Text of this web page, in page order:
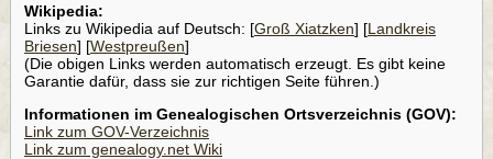
Wikipedia:
Links zu Wikipedia auf Deutsch: [Groß Xiatzken] [Landkreis
Briesen] [Westpreußen]
(Die obigen Links werden automatisch erzeugt. Es gibt keine
Garantie dafür, dass sie zur richtigen Seite führen.)
Informationen im Genealogischen Ortsverzeichnis (GOV):
Link zum GOV-Verzeichnis
Link zum genealogy.net Wiki